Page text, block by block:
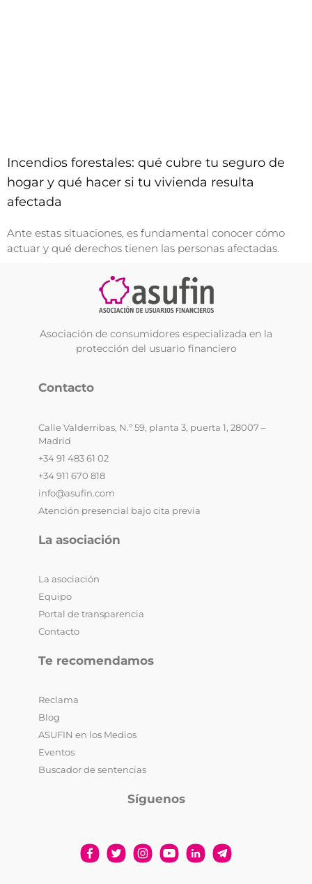
Incendios forestales: qué cubre tu seguro de
hogar y qué hacer si tu vivienda resulta
afectada
Ante estas situaciones, es fundamental conocer cómo
actuar y qué derechos tienen las personas afectadas.
Asociación de consumidores especializada en la
protección del usuario financiero
Contacto
Calle Valderribas, N.º 59, planta 3, puerta 1, 28007 –
Madrid
+34 91 483 61 02
+34 911 670 818
info@asufin.com
Atención presencial bajo cita previa
La asociación
La asociación
Equipo
Portal de transparencia
Contacto
Te recomendamos
Reclama
Blog
ASUFIN en los Medios
Eventos
Buscador de sentencias
Síguenos